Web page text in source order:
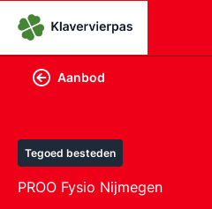
Aanbod
Tegoed besteden
PROO Fysio Nijmegen